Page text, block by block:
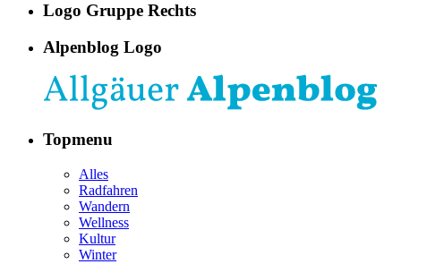
Logo Gruppe Rechts
Alpenblog Logo
Topmenu
Alles
Radfahren
Wandern
Wellness
Kultur
Winter